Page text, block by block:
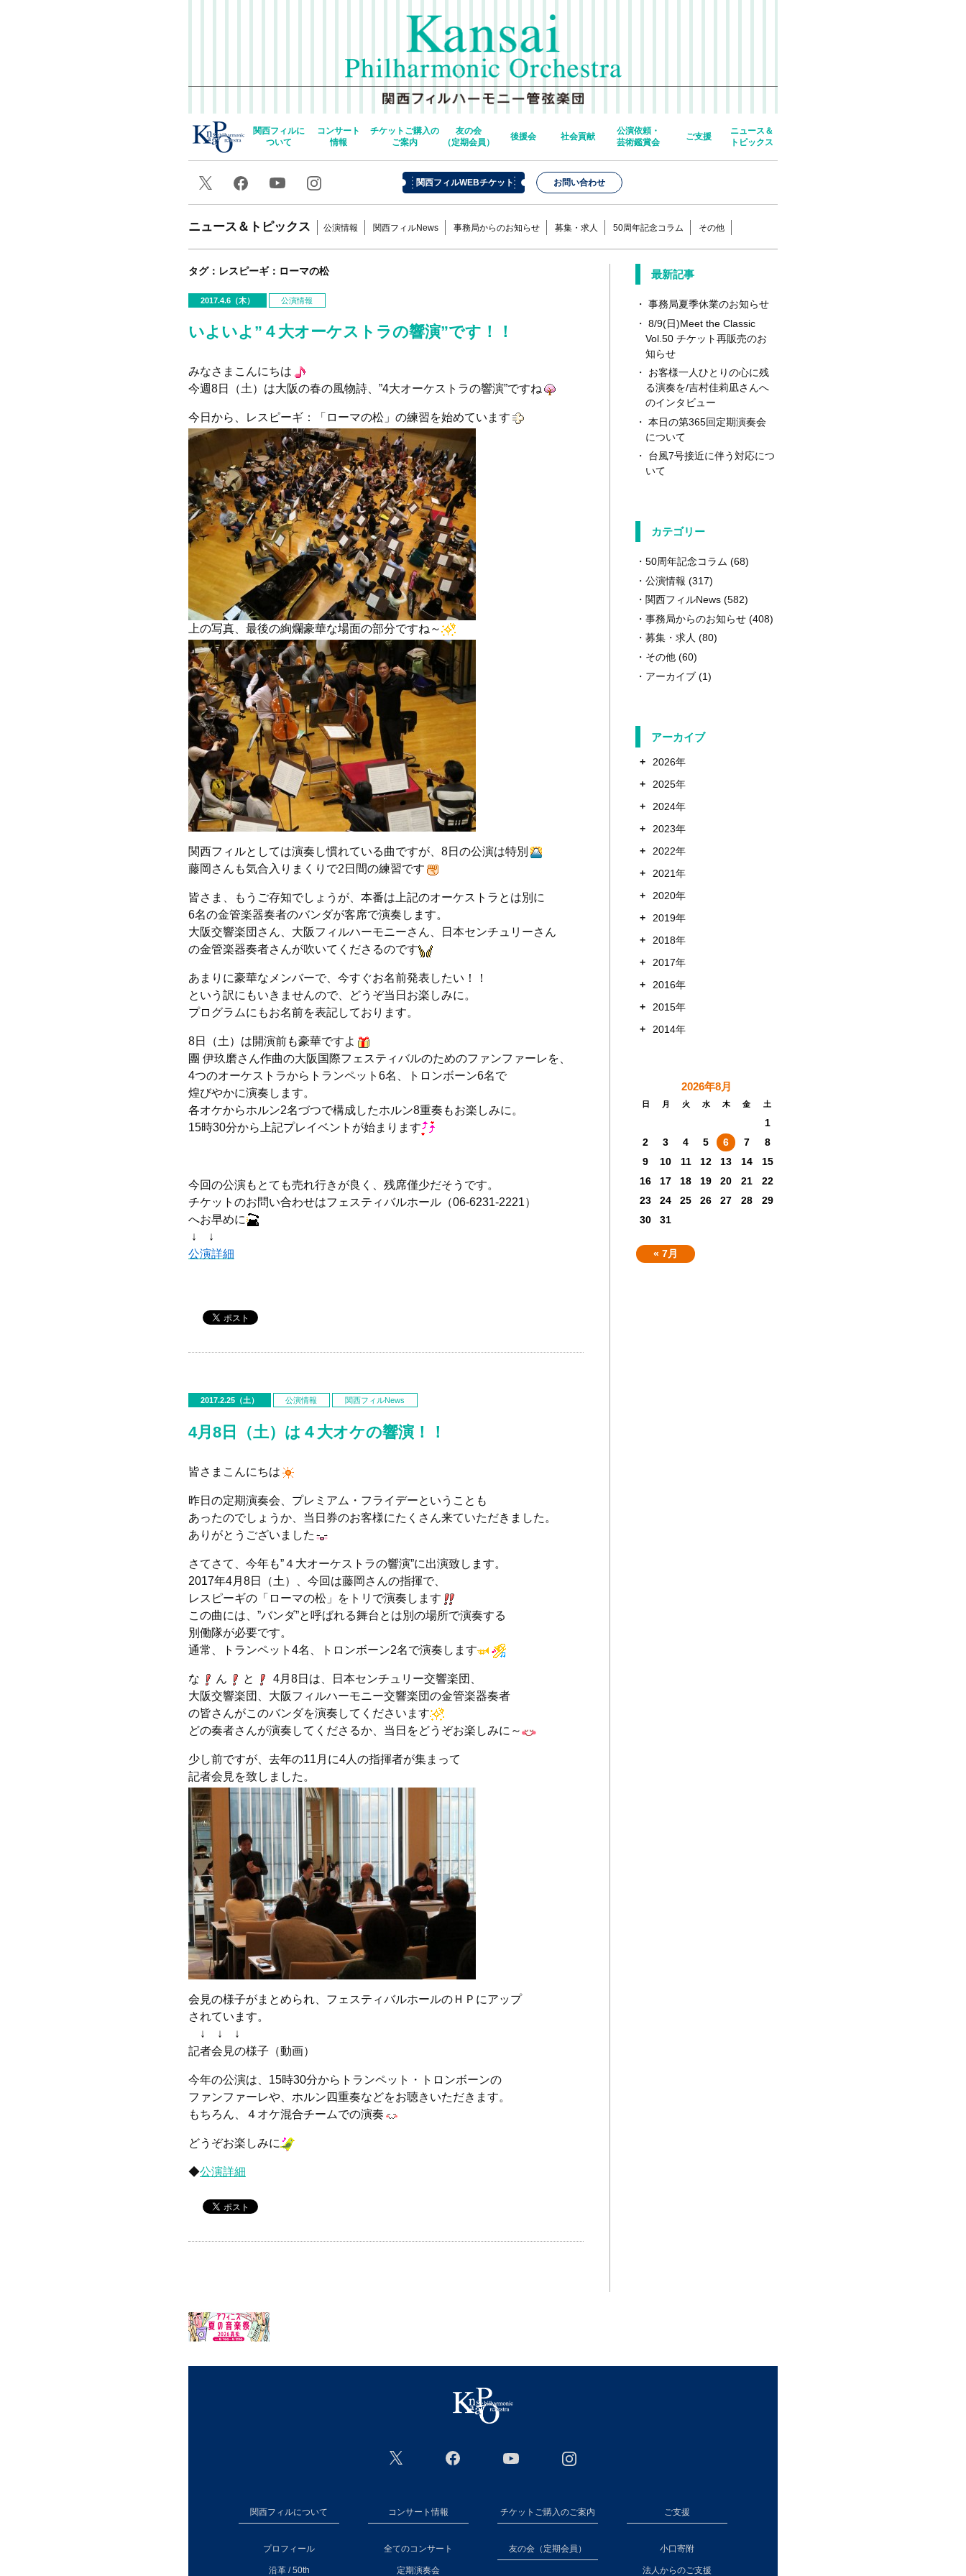
関西フィルに
ついて
コンサート
情報
チケットご購入の
ご案内
友の会
（定期会員）
後援会 社会貢献
公演依頼・
芸術鑑賞会
ご支援
ニュース＆
トピックス
関西フィルWEBチケット お問い合わせ
ニュース＆トピックス 公演情報 関西フィルNews 事務局からのお知らせ 募集・求人 50周年記念コラム その他
タグ：レスピーギ：ローマの松
2017.4.6（木） 公演情報
いよいよ”４大オーケストラの響演”です！！
みなさまこんにちは
今週8日（土）は大阪の春の風物詩、”4大オーケストラの響演”ですね
今日から、レスピーギ：「ローマの松」の練習を始めています
上の写真、最後の絢爛豪華な場面の部分ですね～
関西フィルとしては演奏し慣れている曲ですが、8日の公演は特別
藤岡さんも気合入りまくりで2日間の練習です
皆さま、もうご存知でしょうが、本番は上記のオーケストラとは別に
6名の金管楽器奏者のバンダが客席で演奏します。
大阪交響楽団さん、大阪フィルハーモニーさん、日本センチュリーさん
の金管楽器奏者さんが吹いてくださるのです
あまりに豪華なメンバーで、今すぐお名前発表したい！！
という訳にもいきませんので、どうぞ当日お楽しみに。
プログラムにもお名前を表記しております。
8日（土）は開演前も豪華ですよ
團 伊玖磨さん作曲の大阪国際フェスティバルのためのファンファーレを、
4つのオーケストラからトランペット6名、トロンボーン6名で
煌びやかに演奏します。
各オケからホルン2名づつで構成したホルン8重奏もお楽しみに。
15時30分から上記プレイベントが始まります
今回の公演もとても売れ行きが良く、残席僅少だそうです。
チケットのお問い合わせはフェスティバルホール（06-6231-2221）
へお早めに
↓ ↓
公演詳細
2017.2.25（土） 公演情報 関西フィルNews
4月8日（土）は４大オケの響演！！
皆さまこんにちは
昨日の定期演奏会、プレミアム・フライデーということも
あったのでしょうか、当日券のお客様にたくさん来ていただきました。
ありがとうございました
さてさて、今年も”４大オーケストラの響演”に出演致します。
2017年4月8日（土）、今回は藤岡さんの指揮で、
レスピーギの「ローマの松」をトリで演奏します
この曲には、”バンダ”と呼ばれる舞台とは別の場所で演奏する
別働隊が必要です。
通常、トランペット4名、トロンボーン2名で演奏します
な ん と
4月8日は、日本センチュリー交響楽団、
大阪交響楽団、大阪フィルハーモニー交響楽団の金管楽器奏者
の皆さんがこのバンダを演奏してくださいます
どの奏者さんが演奏してくださるか、当日をどうぞお楽しみに～
少し前ですが、去年の11月に4人の指揮者が集まって
記者会見を致しました。
会見の様子がまとめられ、フェスティバルホールのＨＰにアップ
されています。
↓ ↓ ↓
記者会見の様子（動画）
今年の公演は、15時30分からトランペット・トロンボーンの
ファンファーレや、ホルン四重奏などをお聴きいただきます。
もちろん、４オケ混合チームでの演奏
どうぞお楽しみに
◆公演詳細
最新記事
事務局夏季休業のお知らせ
8/9(日)Meet the Classic
Vol.50 チケット再販売のお
知らせ
お客様一人ひとりの心に残
る演奏を/吉村佳莉凪さんへ
のインタビュー
本日の第365回定期演奏会
について
台風7号接近に伴う対応につ
いて
カテゴリー
50周年記念コラム (68)
公演情報 (317)
関西フィルNews (582)
事務局からのお知らせ (408)
募集・求人 (80)
その他 (60)
アーカイブ (1)
アーカイブ
+
2026年
+
2025年
+
2024年
+
2023年
+
2022年
+
2021年
+
2020年
+
2019年
+
2018年
+
2017年
+
2016年
+
2015年
+
2014年
2026年8月
日 月 火 水 木 金 土
« 7月
1
2
3 4 5 6 7
8
9
10 11 12 13 14
15
16
17 18 19 20 21
22
23
24 25 26 27 28
29
30
31
関西フィルについて
プロフィール
沿革 / 50th
コンサート情報
全てのコンサート
定期演奏会
チケットご購入のご案内
友の会（定期会員）
ご支援
小口寄附
法人からのご支援